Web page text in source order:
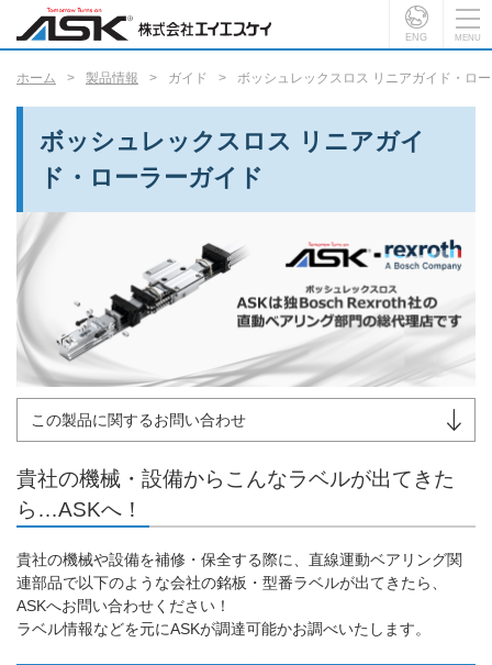
ENG
ホーム 製品情報 ガイド ボッシュレックスロス リニアガイド・ロ
ボッシュレックスロス リニアガイ
ド・ローラーガイド
この製品に関するお問い合わせ
貴社の機械・設備からこんなラベルが出てきた
ら…ASKへ！
貴社の機械や設備を補修・保全する際に、直線運動ベアリング関
連部品で以下のような会社の銘板・型番ラベルが出てきたら、
ASKへお問い合わせください！
ラベル情報などを元にASKが調達可能かお調べいたします。